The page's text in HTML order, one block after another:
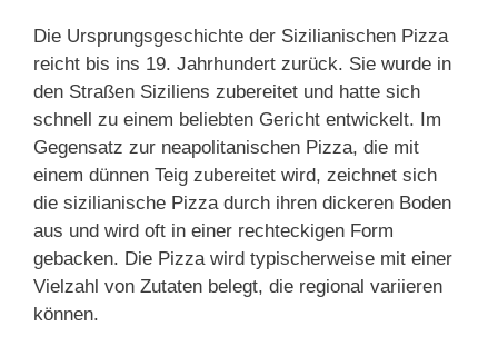
Die Ursprungsgeschichte der Sizilianischen Pizza
reicht bis ins 19. Jahrhundert zurück. Sie wurde in
den Straßen Siziliens zubereitet und hatte sich
schnell zu einem beliebten Gericht entwickelt. Im
Gegensatz zur neapolitanischen Pizza, die mit
einem dünnen Teig zubereitet wird, zeichnet sich
die sizilianische Pizza durch ihren dickeren Boden
aus und wird oft in einer rechteckigen Form
gebacken. Die Pizza wird typischerweise mit einer
Vielzahl von Zutaten belegt, die regional variieren
können.